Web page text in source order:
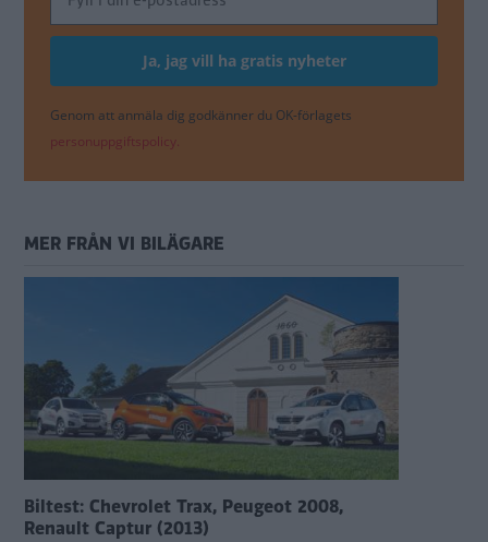
Genom att anmäla dig godkänner du OK-förlagets
personuppgiftspolicy.
MER FRÅN VI BILÄGARE
Biltest: Chevrolet Trax, Peugeot 2008,
Renault Captur (2013)